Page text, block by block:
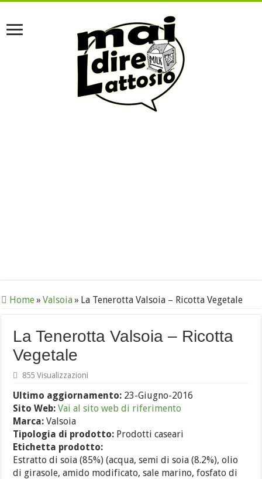
Home» Valsoia» La Tenerotta Valsoia – Ricotta Vegetale
La Tenerotta Valsoia – Ricotta
Vegetale
855 Visualizzazioni
Ultimo aggiornamento: 23-Giugno-2016
Sito Web: Vai al sito web di riferimento
Marca: Valsoia
Tipologia di prodotto: Prodotti caseari
Etichetta prodotto:
Estratto di soia (85%) (acqua, semi di soia (8.2%), olio
di girasole, amido modificato, sale marino, fosfato di